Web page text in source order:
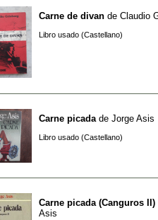
Carne de divan de Claudio
Libro usado (Castellano)
Carne picada de Jorge Asis
Libro usado (Castellano)
Carne picada (Canguros II)
Asis